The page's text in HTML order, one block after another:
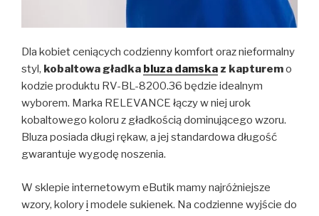
Dla kobiet ceniących codzienny komfort oraz nieformalny
styl, kobaltowa gładka bluza damska z kapturemo
kodzie produktu RV-BL-8200.36 będzie idealnym
wyborem. Marka RELEVANCE łączy w niej urok
kobaltowego koloru z gładkością dominującego wzoru.
Bluza posiada długi rękaw, a jej standardowa długość
gwarantuje wygodę noszenia.
W sklepie internetowym eButik mamy najróżniejsze
wzory, koloryi modele sukienek. Na codzienne wyjście do